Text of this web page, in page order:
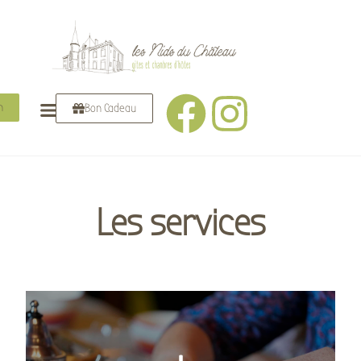
Bon Cadeau
Les services